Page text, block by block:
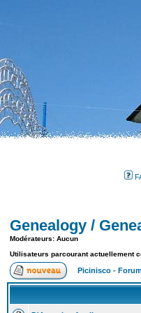
Genealogy /
Modérateurs: Aucun
Utilisateurs parcourant actuellement
Picinisco -